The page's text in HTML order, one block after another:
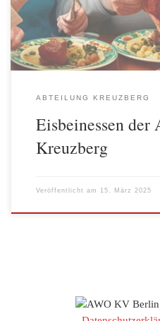
zusammenkommen konnten.
ABTEILUNG KREUZBERG
Eisbeinessen der
Kreuzberg
Veröffentlicht am 15. März 2025